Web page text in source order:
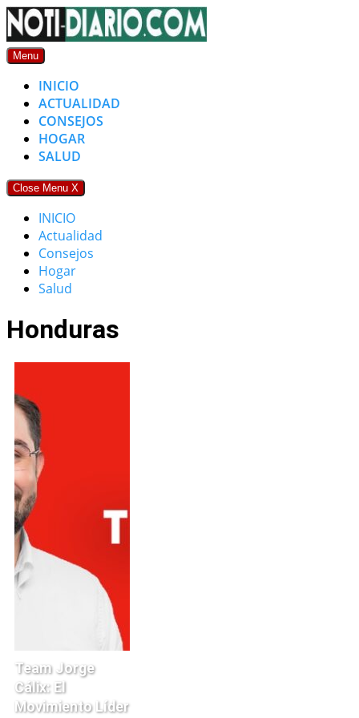
Skip
to
content
Menu
INICIO
ACTUALIDAD
CONSEJOS
HOGAR
SALUD
Close Menu X
INICIO
Actualidad
Consejos
Hogar
Salud
Honduras
Team Jorge
Cálix: El
Movimiento Líder